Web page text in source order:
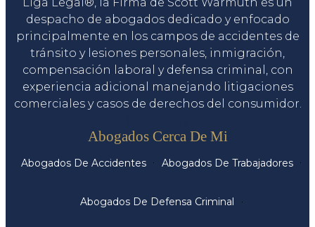
despacho de abogados dedicado y enfocado
principalmente en los campos de accidentes de
tránsito y lesiones personales, inmigración,
compensación laboral y defensa criminal, con
experiencia adicional manejando litigaciones
comerciales y casos de derechos del consumidor.
Abogados Cerca De Mi
Abogados De Accidentes Abogados De Trabajadores
Abogados De Defensa Criminal